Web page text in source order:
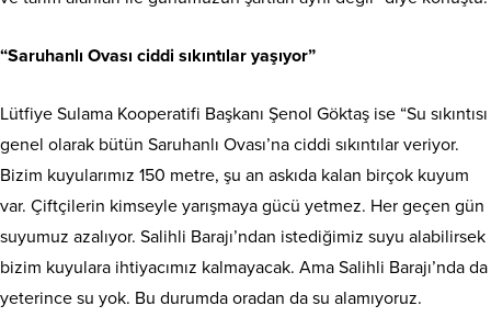
“Saruhanlı Ovası ciddi sıkıntılar yaşıyor”
Lütfiye Sulama Kooperatifi Başkanı Şenol Göktaş ise “Su sıkıntısı
genel olarak bütün Saruhanlı Ovası’na ciddi sıkıntılar veriyor.
Bizim kuyularımız 150 metre, şu an askıda kalan birçok kuyum
var. Çiftçilerin kimseyle yarışmaya gücü yetmez. Her geçen gün
suyumuz azalıyor. Salihli Barajı’ndan istediğimiz suyu alabilirsek
bizim kuyulara ihtiyacımız kalmayacak. Ama Salihli Barajı’nda da
yeterince su yok. Bu durumda oradan da su alamıyoruz.